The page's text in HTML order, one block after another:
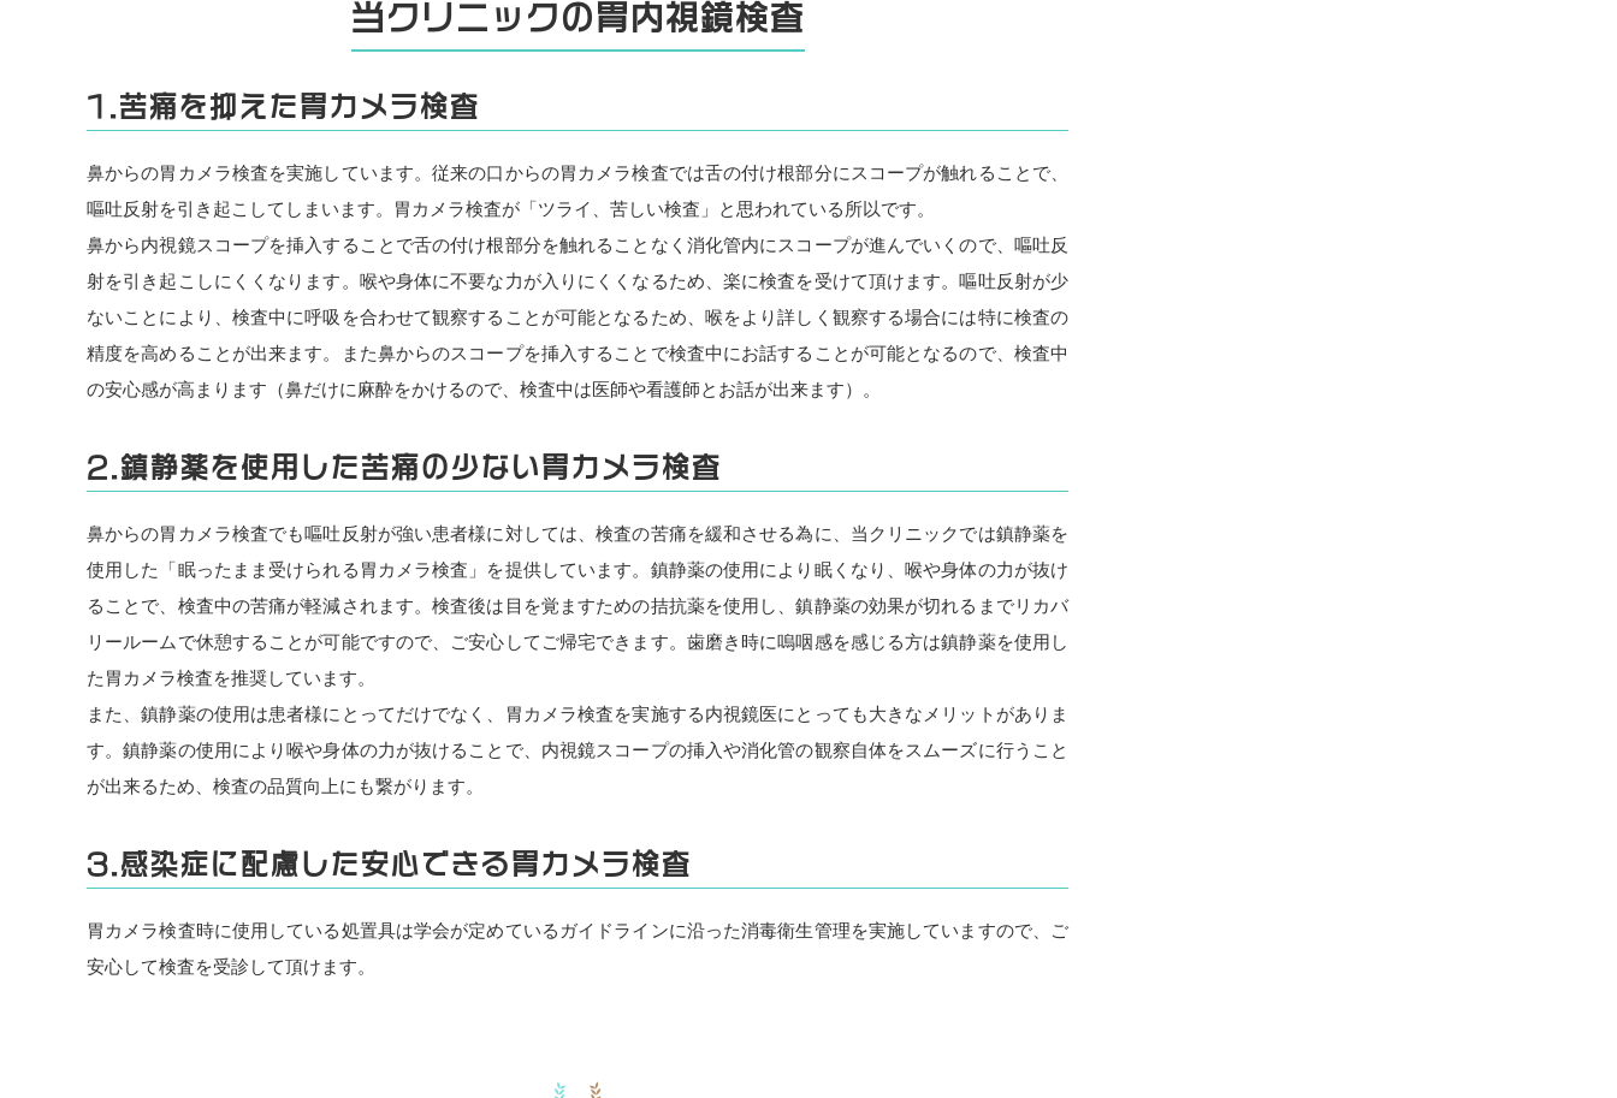
当クリニックの胃内視鏡検査
1.苦痛を抑えた胃カメラ検査
鼻からの胃カメラ検査を実施しています。従来の口からの胃カメラ検査では舌の付け根部分にスコープが触れることで、
嘔吐反射を引き起こしてしまいます。胃カメラ検査が「ツライ、苦しい検査」と思われている所以です。
鼻から内視鏡スコープを挿入することで舌の付け根部分を触れることなく消化管内にスコープが進んでいくので、嘔吐反
射を引き起こしにくくなります。喉や身体に不要な力が入りにくくなるため、楽に検査を受けて頂けます。嘔吐反射が少
ないことにより、検査中に呼吸を合わせて観察することが可能となるため、喉をより詳しく観察する場合には特に検査の
精度を高めることが出来ます。また鼻からのスコープを挿入することで検査中にお話することが可能となるので、検査中
の安心感が高まります（鼻だけに麻酔をかけるので、検査中は医師や看護師とお話が出来ます）。
2.鎮静薬を使用した苦痛の少ない胃カメラ検査
鼻からの胃カメラ検査でも嘔吐反射が強い患者様に対しては、検査の苦痛を緩和させる為に、当クリニックでは鎮静薬を
使用した「眠ったまま受けられる胃カメラ検査」を提供しています。鎮静薬の使用により眠くなり、喉や身体の力が抜け
ることで、検査中の苦痛が軽減されます。検査後は目を覚ますための拮抗薬を使用し、鎮静薬の効果が切れるまでリカバ
リールームで休憩することが可能ですので、ご安心してご帰宅できます。歯磨き時に嗚咽感を感じる方は鎮静薬を使用し
た胃カメラ検査を推奨しています。
また、鎮静薬の使用は患者様にとってだけでなく、胃カメラ検査を実施する内視鏡医にとっても大きなメリットがありま
す。鎮静薬の使用により喉や身体の力が抜けることで、内視鏡スコープの挿入や消化管の観察自体をスムーズに行うこと
が出来るため、検査の品質向上にも繋がります。
3.感染症に配慮した安心できる胃カメラ検査
胃カメラ検査時に使用している処置具は学会が定めているガイドラインに沿った消毒衛生管理を実施していますので、ご
安心して検査を受診して頂けます。